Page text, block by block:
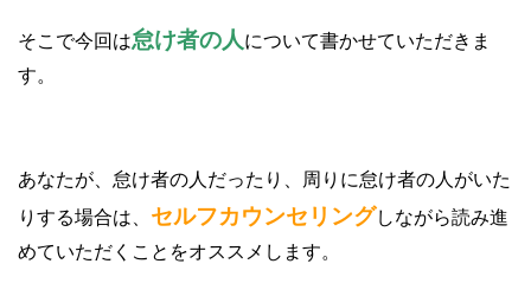
そこで今回は怠け者の人 について書かせていただきま
す。
あなたが、怠け者の人だったり、周りに怠け者の人がいた
りする場合は、 セルフカウンセリングしながら読み進
めていただくことをオススメします。